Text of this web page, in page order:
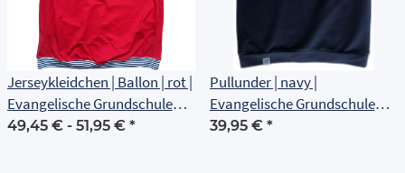
Jerseykleidchen | Ballon | rot |
Evangelische Grundschule
Erfurt
49,45 € - 51,95 € *
Pullunder | navy |
Evangelische Grundschule
Erfurt
39,95 € *